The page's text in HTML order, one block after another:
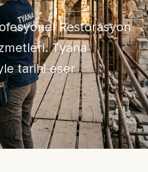
Restorasyon
Tyana
tarihi eser